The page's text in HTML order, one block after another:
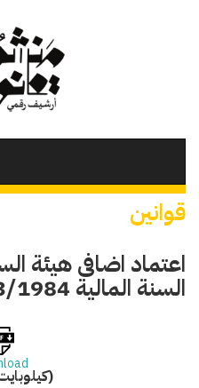
قوانين
اعتماد اضافى هيئة
السنة المالية 83/1984
(23.16 كيلوبايت)